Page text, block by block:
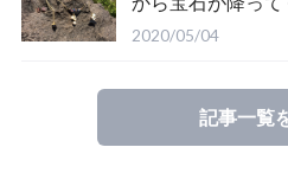
2020/05/04
記事一覧